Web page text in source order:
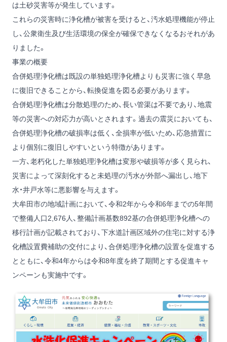
は土砂災害等が発生しています。
これらの災害時に浄化槽が被害を受けると、汚水処理機能が停止
し、公衆衛生及び生活環境の保全が確保できなくなるおそれがあ
りました。
事業の概要
合併処理浄化槽は既設の単独処理浄化槽よりも災害に強く早急
に復旧できることから、転換促進を図る必要があります。
合併処理浄化槽は分散処理のため、長い管渠は不要であり、地震
等の災害への対応力が高いとされます。過去の震災においても、
合併処理浄化槽の破損率は低く、全損率が低いため、応急措置に
より個別に復旧しやすいという特徴があります。
一方、老朽化した単独処理浄化槽は変形や破損等が多く見られ、
災害によって深刻化すると未処理の汚水が外部へ漏出し、地下
水・井戸水等に悪影響を与えます。
大牟田市の地域計画において、令和2年から令和6年までの5年間
で整備人口2,676人、整備計画基数892基の合併処理浄化槽への
移行計画が記載されており、下水道計画区域外の住宅に対する浄
化槽設置費補助の交付により、合併処理浄化槽の設置を促進する
とともに、令和4年からは令和8年度を終了期間とする促進キャ
ンペーンも実施中です。